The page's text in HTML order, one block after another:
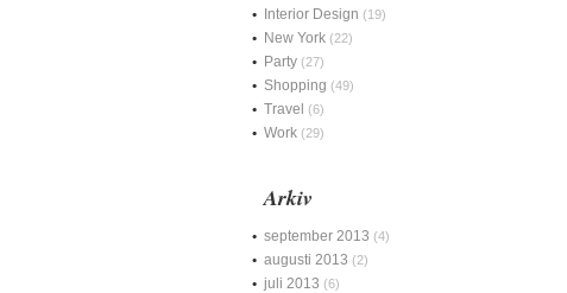
Interior Design (19)
New York (22)
Party (27)
Shopping (49)
Travel (6)
Work (29)
Arkiv
september 2013 (4)
augusti 2013 (2)
juli 2013 (6)